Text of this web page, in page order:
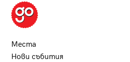
Места
Нови събития